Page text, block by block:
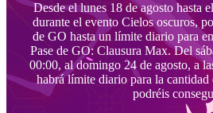
Desde el lunes 18 de agosto hasta
durante el evento Cielos oscuros,
de GO hasta un límite diario para
Pase de GO: Clausura Max. Del
00:00, al domingo 24 de agosto, a
habrá límite diario para la cantidad
podréis